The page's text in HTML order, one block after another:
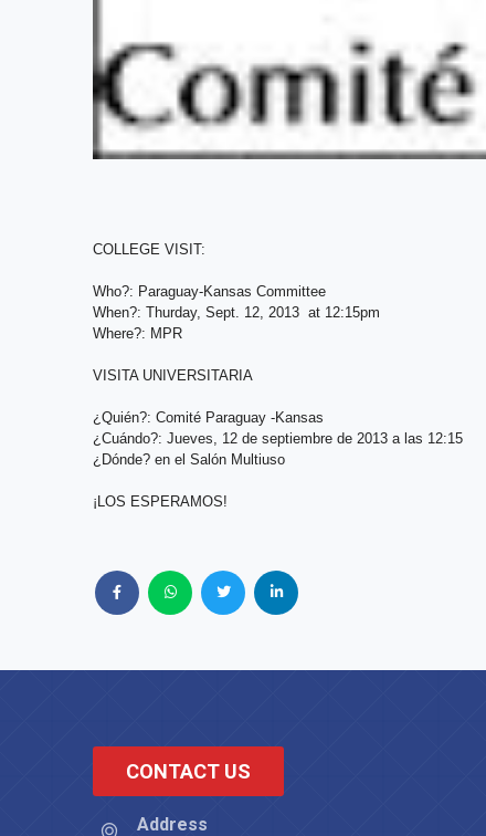
COLLEGE VISIT:
Who?: Paraguay-Kansas Committee
When?: Thurday, Sept. 12, 2013 at 12:15pm
Where?: MPR
VISITA UNIVERSITARIA
¿Quién?: Comité Paraguay -Kansas
¿Cuándo?: Jueves, 12 de septiembre de 2013 a las 12:15
¿Dónde? en el Salón Multiuso
¡LOS ESPERAMOS!
CONTACT US
Address